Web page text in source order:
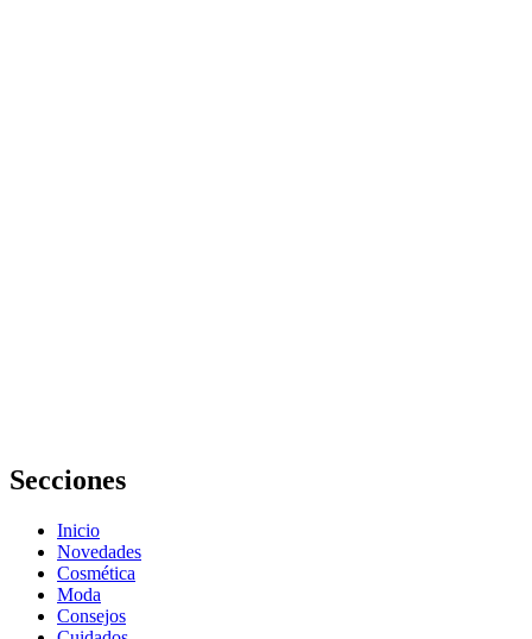
Secciones
Inicio
Novedades
Cosmética
Moda
Consejos